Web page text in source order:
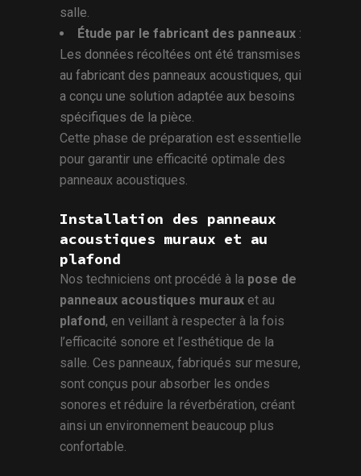
salle.
Étude par le fabricant des panneaux :
Les données récoltées ont été transmises
au fabricant des panneaux acoustiques, qui
a conçu une solution adaptée aux besoins
spécifiques de la pièce.
Cette phase de préparation est essentielle
pour garantir une efficacité optimale des
panneaux acoustiques.
Installation des panneaux
acoustiques muraux et au
plafond
Nos techniciens ont procédé à la pose de
panneaux acoustiques muraux et au
plafond, en veillant à respecter à la fois
l’efficacité sonore et l’esthétique de la
salle. Ces panneaux, fabriqués sur mesure,
sont conçus pour absorber les ondes
sonores et réduire la réverbération, créant
ainsi un environnement beaucoup plus
confortable.